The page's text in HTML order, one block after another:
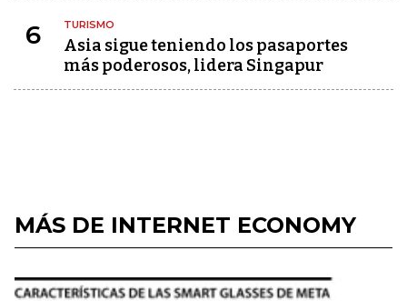
6 TURISMO
Asia sigue teniendo los pasaportes
más poderosos, lidera Singapur
MÁS DE INTERNET ECONOMY